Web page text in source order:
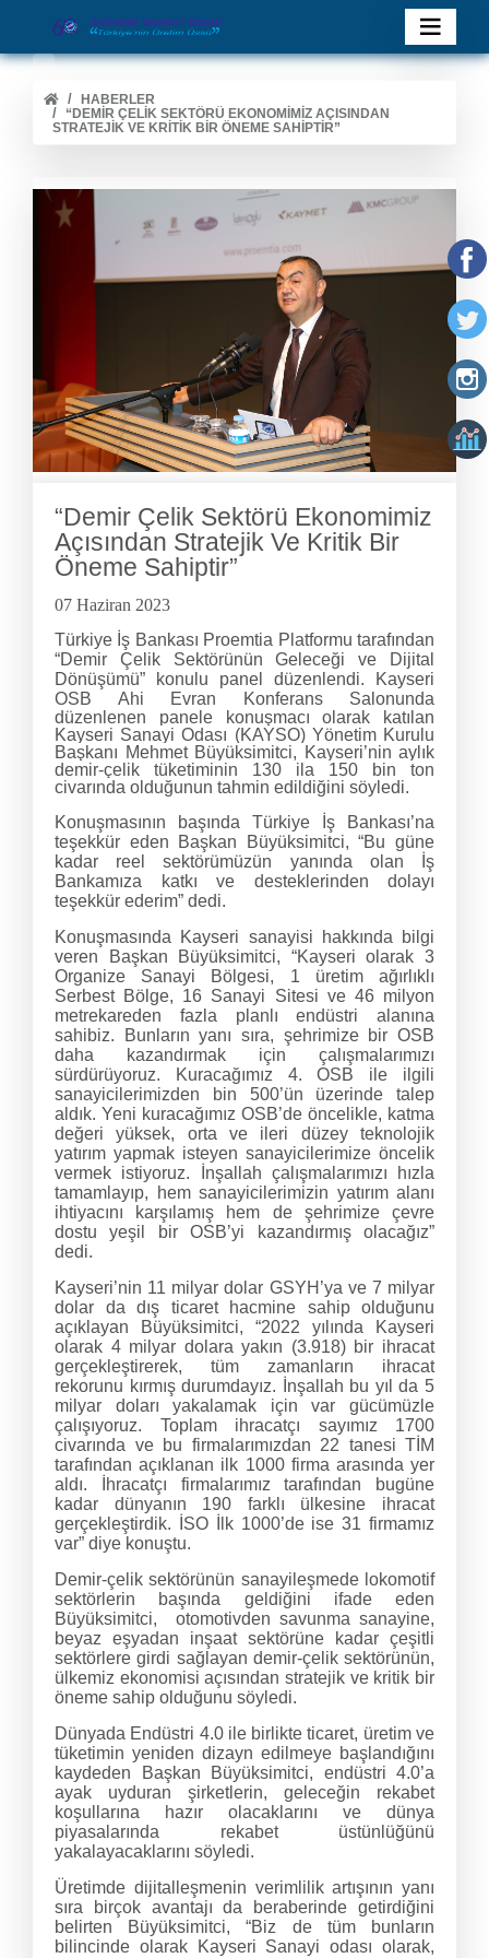
HABERLER
“DEMIR ÇELIK SEKTÖRÜ EKONOMIMIZ AÇISINDAN
STRATEJIK VE KRITIK BIR ÖNEME SAHIPTIR”
“Demir Çelik Sektörü Ekonomimiz
Açısından Stratejik Ve Kritik Bir
Öneme Sahiptir”
07 Haziran 2023
Türkiye İş Bankası Proemtia Platformu tarafından
“Demir Çelik Sektörünün Geleceği ve Dijital
Dönüşümü” konulu panel düzenlendi. Kayseri
OSB Ahi Evran Konferans Salonunda
düzenlenen panele konuşmacı olarak katılan
Kayseri Sanayi Odası (KAYSO) Yönetim Kurulu
Başkanı Mehmet Büyüksimitci, Kayseri’nin aylık
demir-çelik tüketiminin 130 ila 150 bin ton
civarında olduğunun tahmin edildiğini söyledi.
Konuşmasının başında Türkiye İş Bankası’na
teşekkür eden Başkan Büyüksimitci, “Bu güne
kadar reel sektörümüzün yanında olan İş
Bankamıza katkı ve desteklerinden dolayı
teşekkür ederim” dedi.
Konuşmasında Kayseri sanayisi hakkında bilgi
veren Başkan Büyüksimitci, “Kayseri olarak 3
Organize Sanayi Bölgesi, 1 üretim ağırlıklı
Serbest Bölge, 16 Sanayi Sitesi ve 46 milyon
metrekareden fazla planlı endüstri alanına
sahibiz. Bunların yanı sıra, şehrimize bir OSB
daha kazandırmak için çalışmalarımızı
sürdürüyoruz. Kuracağımız 4. OSB ile ilgili
sanayicilerimizden bin 500’ün üzerinde talep
aldık. Yeni kuracağımız OSB’de öncelikle, katma
değeri yüksek, orta ve ileri düzey teknolojik
yatırım yapmak isteyen sanayicilerimize öncelik
vermek istiyoruz. İnşallah çalışmalarımızı hızla
tamamlayıp, hem sanayicilerimizin yatırım alanı
ihtiyacını karşılamış hem de şehrimize çevre
dostu yeşil bir OSB’yi kazandırmış olacağız”
dedi.
Kayseri’nin 11 milyar dolar GSYH’ya ve 7 milyar
dolar da dış ticaret hacmine sahip olduğunu
açıklayan Büyüksimitci, “2022 yılında Kayseri
olarak 4 milyar dolara yakın (3.918) bir ihracat
gerçekleştirerek, tüm zamanların ihracat
rekorunu kırmış durumdayız. İnşallah bu yıl da 5
milyar doları yakalamak için var gücümüzle
çalışıyoruz. Toplam ihracatçı sayımız 1700
civarında ve bu firmalarımızdan 22 tanesi TİM
tarafından açıklanan ilk 1000 firma arasında yer
aldı. İhracatçı firmalarımız tarafından bugüne
kadar dünyanın 190 farklı ülkesine ihracat
gerçekleştirdik. İSO İlk 1000’de ise 31 firmamız
var” diye konuştu.
Demir-çelik sektörünün sanayileşmede lokomotif
sektörlerin başında geldiğini ifade eden
Büyüksimitci, otomotivden savunma sanayine,
beyaz eşyadan inşaat sektörüne kadar çeşitli
sektörlere girdi sağlayan demir-çelik sektörünün,
ülkemiz ekonomisi açısından stratejik ve kritik bir
öneme sahip olduğunu söyledi.
Dünyada Endüstri 4.0 ile birlikte ticaret, üretim ve
tüketimin yeniden dizayn edilmeye başlandığını
kaydeden Başkan Büyüksimitci, endüstri 4.0’a
ayak uyduran şirketlerin, geleceğin rekabet
koşullarına hazır olacaklarını ve dünya
piyasalarında rekabet üstünlüğünü
yakalayacaklarını söyledi.
Üretimde dijitalleşmenin verimlilik artışının yanı
sıra birçok avantajı da beraberinde getirdiğini
belirten Büyüksimitci, “Biz de tüm bunların
bilincinde olarak Kayseri Sanayi odası olarak,